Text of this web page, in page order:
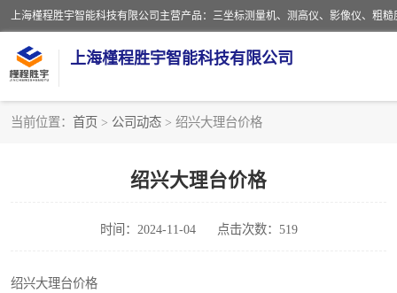
上海槿程胜宇智能科技有限公司
当前位置： 首页 > 公司动态 > 绍兴大理台价格
绍兴大理台价格
时间：2024-11-04 点击次数：519
绍兴大理台价格
三坐标测量仪
扳手